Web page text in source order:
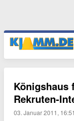
Königshaus
Rekruten-
03. Januar 2011,